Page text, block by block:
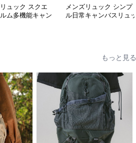
ュック スクエ
ム多機能キャン
メンズリュック シンプ
ル日常キャンバスリュッ
もっと見る